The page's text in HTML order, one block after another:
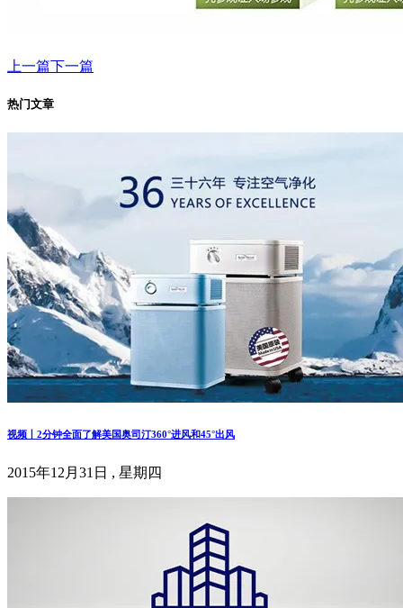
上一篇下一篇
热门文章
视频丨2分钟全面了解美国奥司汀360°进风和45°出风
2015年12月31日 , 星期四